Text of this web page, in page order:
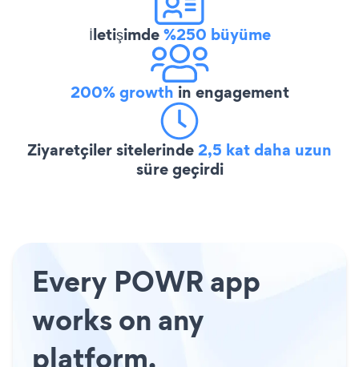
İletişimde%250 büyüme
200% growth in engagement
Ziyaretçiler sitelerinde2,5 kat daha uzun
süre geçirdi
Every POWR app
works on any
platform.